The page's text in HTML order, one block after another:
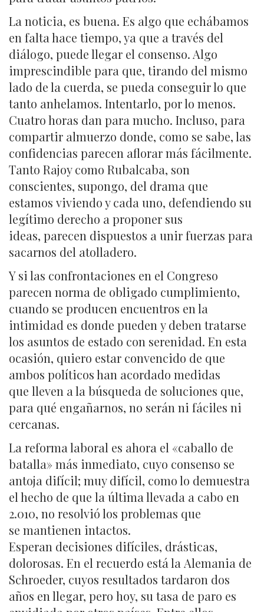
La noticia, es buena. Es algo que echábamos
en falta hace tiempo, ya que a través del
diálogo, puede llegar el consenso. Algo
imprescindible para que, tirando del mismo
lado de la cuerda, se pueda conseguir lo que
tanto anhelamos. Intentarlo, por lo menos.
Cuatro horas dan para mucho. Incluso, para
compartir almuerzo donde, como se sabe, las
confidencias parecen aflorar más fácilmente.
Tanto Rajoy como Rubalcaba, son
conscientes, supongo, del drama que
estamos viviendo y cada uno, defendiendo su
legítimo derecho a proponer sus
ideas, parecen dispuestos a unir fuerzas para
sacarnos del atolladero.
Y si las confrontaciones en el Congreso
parecen norma de obligado cumplimiento,
cuando se producen encuentros en la
intimidad es donde pueden y deben tratarse
los asuntos de estado con serenidad. En esta
ocasión, quiero estar convencido de que
ambos políticos han acordado medidas
que lleven a la búsqueda de soluciones que,
para qué engañarnos, no serán ni fáciles ni
cercanas.
La reforma laboral es ahora el «caballo de
batalla» más inmediato, cuyo consenso se
antoja difícil; muy difícil, como lo demuestra
el hecho de que la última llevada a cabo en
2.010, no resolvió los problemas que
se mantienen intactos.
Esperan decisiones difíciles, drásticas,
dolorosas. En el recuerdo está la Alemania de
Schroeder, cuyos resultados tardaron dos
años en llegar, pero hoy, su tasa de paro es